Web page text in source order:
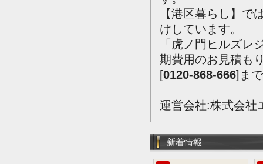
【港区暮らし】で
けしています。
「虎ノ門ヒルズレ
期費用のお見積も
[0120-868-666]ま
運営会社:株式会社
新着情報